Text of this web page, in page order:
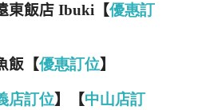
東飯店 Ibuki 【優惠訂
飯【優惠訂位】
店訂位】【中山店訂